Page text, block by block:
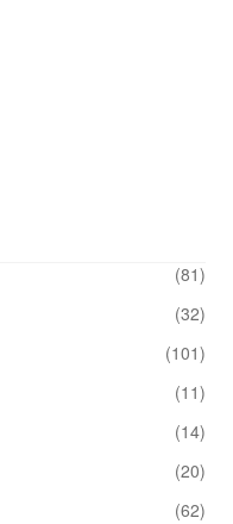
(81)
(32)
(101)
(11)
(14)
(20)
(62)